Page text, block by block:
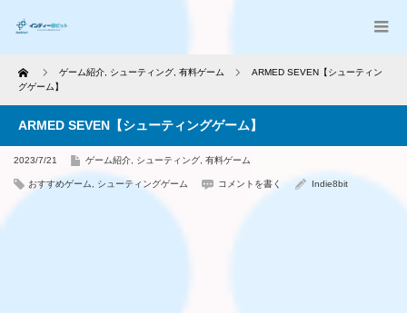
Home ゲーム紹介 シューティング 有料ゲーム
ARMED SEVEN【シューティン
グゲーム】
ARMED SEVEN【シューティングゲーム】
2023/7/21 ゲーム紹介 シューティング 有料ゲーム
おすすめゲーム シューティングゲーム コメントを書く Indie8bit